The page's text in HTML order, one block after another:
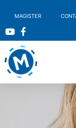
MAGISTER